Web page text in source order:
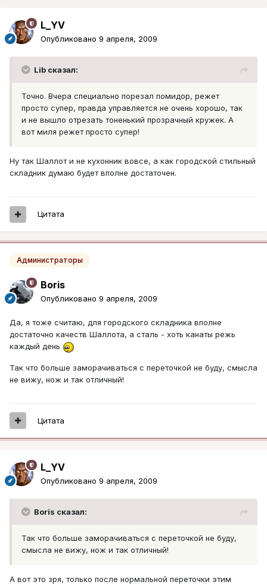
L_YV
Опубликовано 9 апреля, 2009
Lib сказал:
Точно. Вчера специально порезал помидор, режет
просто супер, правда управляется не очень хорошо, так
и не вышло отрезать тоненький прозрачный кружек. А
вот миля режет просто супер!
Ну так Шаллот и не кухонник вовсе, а как городской стильный
складник думаю будет вполне достаточен.
Цитата
Администраторы
Boris
Опубликовано 9 апреля, 2009
Да, я тоже считаю, для городского складника вполне
достаточно качеств Шаллота, а сталь - хоть канаты режь
каждый день
Так что больше заморачиваться с переточкой не буду, смысла
не вижу, нож и так отличный!
Цитата
L_YV
Опубликовано 9 апреля, 2009
Boris сказал:
Так что больше заморачиваться с переточкой не буду,
смысла не вижу, нож и так отличный!
А вот это зря, только после нормальной переточки этим